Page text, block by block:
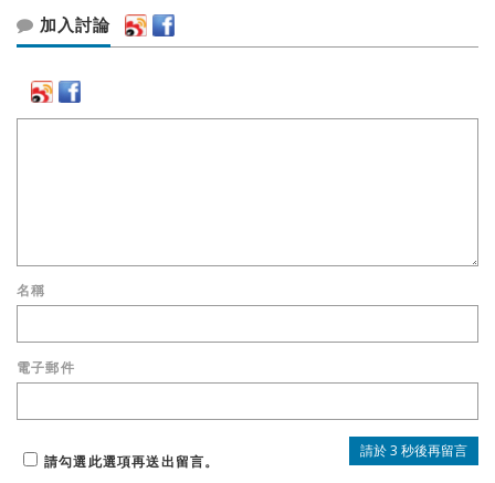
加入討論
名稱
電子郵件
請勾選此選項再送出留言。